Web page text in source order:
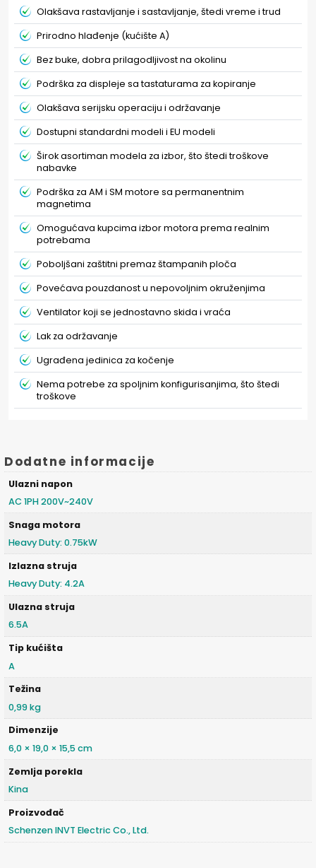
Olakšava rastavljanje i sastavljanje, štedi vreme i trud
Prirodno hlađenje (kućište A)
Bez buke, dobra prilagodljivost na okolinu
Podrška za displeje sa tastaturama za kopiranje
Olakšava serijsku operaciju i održavanje
Dostupni standardni modeli i EU modeli
Širok asortiman modela za izbor, što štedi troškove
nabavke
Podrška za AM i SM motore sa permanentnim
magnetima
Omogućava kupcima izbor motora prema realnim
potrebama
Poboljšani zaštitni premaz štampanih ploča
Povećava pouzdanost u nepovoljnim okruženjima
Ventilator koji se jednostavno skida i vraća
Lak za održavanje
Ugrađena jedinica za kočenje
Nema potrebe za spoljnim konfigurisanjima, što štedi
troškove
Dodatne informacije
Ulazni napon
AC 1PH 200V~240V
Snaga motora
Heavy Duty: 0.75kW
Izlazna struja
Heavy Duty: 4.2A
Ulazna struja
6.5A
Tip kućišta
A
Težina
0,99 kg
Dimenzije
6,0 × 19,0 × 15,5 cm
Zemlja porekla
Kina
Proizvođač
Schenzen INVT Electric Co., Ltd.